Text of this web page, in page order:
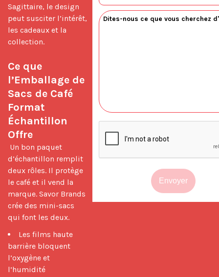
Sagittaire, le design
peut susciter l’intérêt,
les cadeaux et la
collection.
Ce que
l’Emballage de
Sacs de Café
Format
Échantillon
Offre
d’échantillon remplit
deux rôles. Il protège
le café et il vend la
marque. Savor Brands
crée des mini-sacs
qui font les deux.
Les films haute
barrière bloquent
l’oxygène et
l’humidité
Envoyer